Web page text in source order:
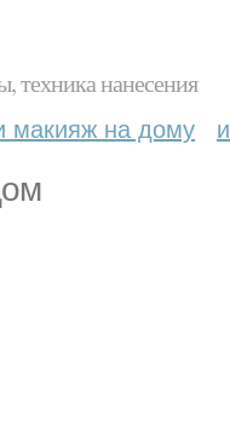
техника нанесения
макияж на дому